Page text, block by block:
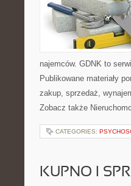
najemców. GDNK to
Publikowane materiały
zakup, sprzedaż,
Zobacz także
CATEGORIES:
KUPNO I